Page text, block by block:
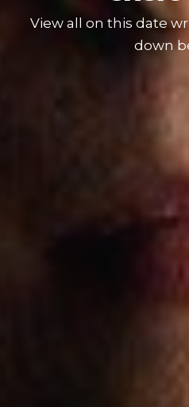
View all on this date
down